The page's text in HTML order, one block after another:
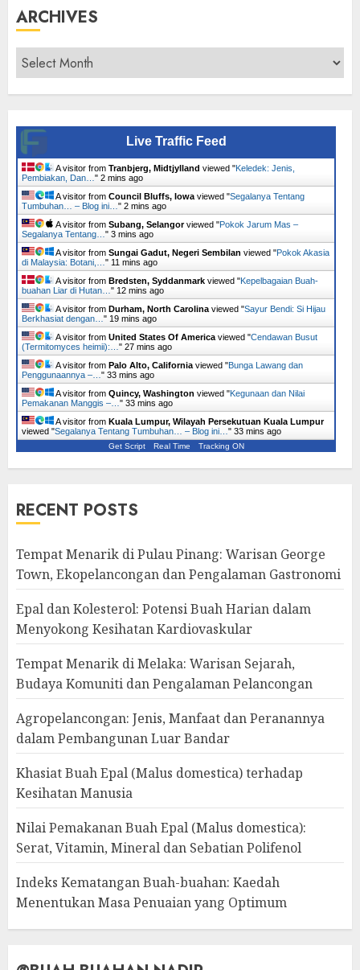
ARCHIVES
Archives
Live Traffic Feed
A visitor from Tranbjerg, Midtjylland viewed "Keledek: Jenis,
Pembiakan, Dan… " 2 mins ago
A visitor from Council Bluffs, Iowa viewed "Segalanya Tentang
Tumbuhan… – Blog ini… " 2 mins ago
A visitor from Subang, Selangorviewed "Pokok Jarum Mas –
Segalanya Tentang… " 3 mins ago
A visitor from Sungai Gadut, Negeri Sembilan viewed "Pokok Akasia
di Malaysia: Botani,… " 11 mins ago
A visitor from Bredsten, Syddanmark viewed "Kepelbagaian Buah-
buahan Liar di Hutan… " 12 mins ago
A visitor from Durham, North Carolina viewed "Sayur Bendi: Si Hijau
Berkhasiat dengan… " 19 mins ago
A visitor from United States Of America viewed "Cendawan Busut
(Termitomyces heimii):… " 27 mins ago
A visitor from Palo Alto, California viewed "Bunga Lawang dan
Penggunaannya –… " 33 mins ago
A visitor from Quincy, Washington viewed "Kegunaan dan Nilai
Pemakanan Manggis –… " 33 mins ago
A visitor from Kuala Lumpur, Wilayah Persekutuan Kuala Lumpur
viewed "Segalanya Tentang Tumbuhan… – Blog ini… " 33 mins ago
Get Script Real Time Tracking ON
RECENT POSTS
Tempat Menarik di Pulau Pinang: Warisan George
Town, Ekopelancongan dan Pengalaman Gastronomi
Epal dan Kolesterol: Potensi Buah Harian dalam
Menyokong Kesihatan Kardiovaskular
Tempat Menarik di Melaka: Warisan Sejarah,
Budaya Komuniti dan Pengalaman Pelancongan
Agropelancongan: Jenis, Manfaat dan Peranannya
dalam Pembangunan Luar Bandar
Khasiat Buah Epal (Malus domestica) terhadap
Kesihatan Manusia
Nilai Pemakanan Buah Epal (Malus domestica):
Serat, Vitamin, Mineral dan Sebatian Polifenol
Indeks Kematangan Buah-buahan: Kaedah
Menentukan Masa Penuaian yang Optimum